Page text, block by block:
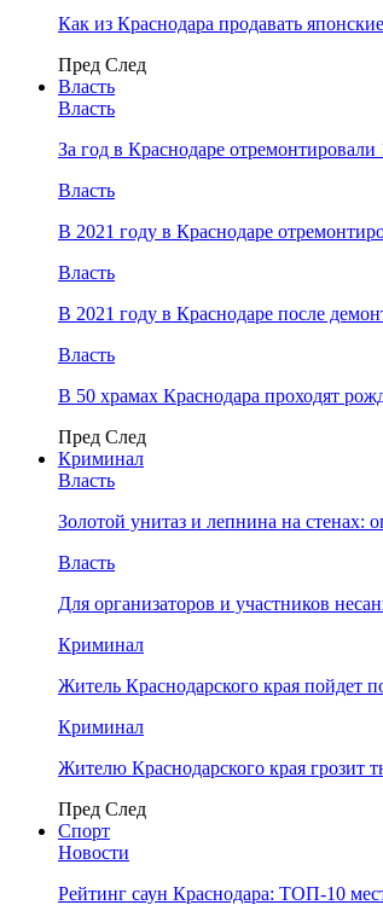
Как из Краснодара продавать
Пред След
Власть
Власть
За год в Краснодаре
Власть
В 2021 году в Краснодаре
Власть
В 2021 году в Краснодаре после
Власть
В 50 храмах Краснодара проходят
Пред След
Криминал
Власть
​Золотой унитаз и лепнина на стенах:
Власть
Для организаторов и участников
Криминал
Житель Краснодарского края пойдет
Криминал
Жителю Краснодарского края грозит
Пред След
Спорт
Новости
Рейтинг саун Краснодара: ТОП-10